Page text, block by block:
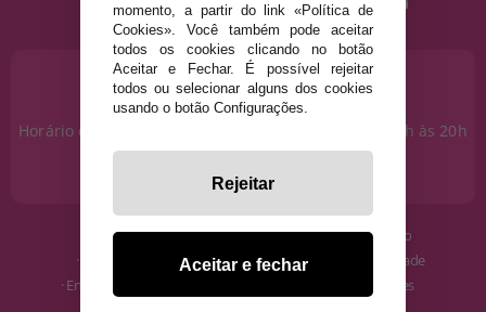
PRECISA DE AJUDA?
915 793 695
Horário de segunda a sexta das 10h às 14h e das 17h às 20h
info@disfracestuyyo.pt
· Quem somos
· Como comprar
· Envios e Devoluções
· Condições de uso
· Política de Privacidade
· Política de Cookies
momento, a partir do link «Política de
Cookies». Você também pode aceitar
todos os cookies clicando no botão
Aceitar e Fechar. É possível rejeitar
todos ou selecionar alguns dos cookies
usando o botão Configurações.
Rejeitar
Aceitar e fechar